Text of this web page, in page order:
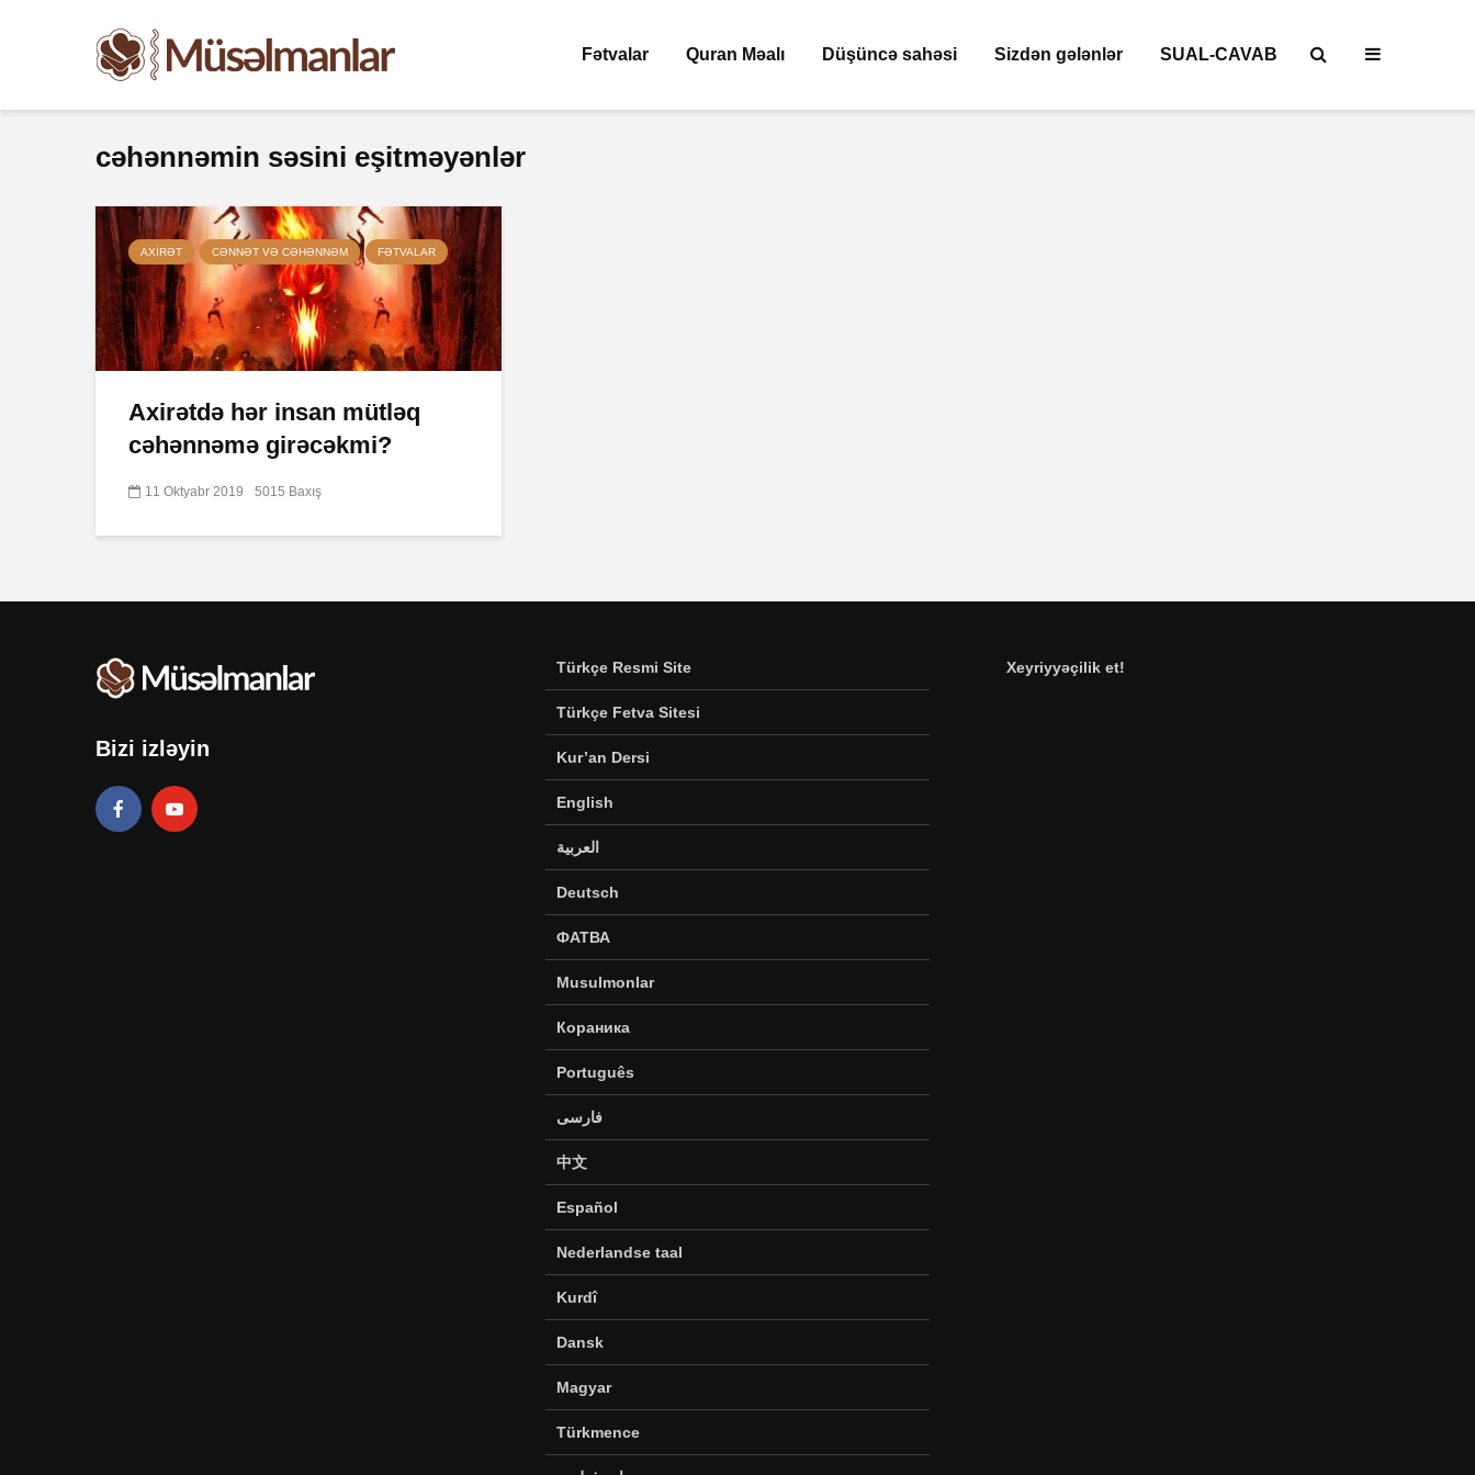
Fətvalar Quran Məalı Düşüncə sahəsi Sizdən gələnlər SUAL-CAVAB
cəhənnəmin səsini eşitməyənlər
AXIRƏT CƏNNƏT VƏ CƏHƏNNƏM FƏTVALAR
Axirətdə hər insan mütləq
cəhənnəmə girəcəkmi?
11 Oktyabr 2019 5015 Baxış
Bizi izləyin
Türkçe Resmi Site
Türkçe Fetva Sitesi
Kur’an Dersi
English
العربية
Deutsch
ФАТВА
Musulmonlar
Кораника
Português
فارسی
中文
Español
Nederlandse taal
Kurdî
Dansk
Magyar
Türkmence
Xeyriyyəçilik et!